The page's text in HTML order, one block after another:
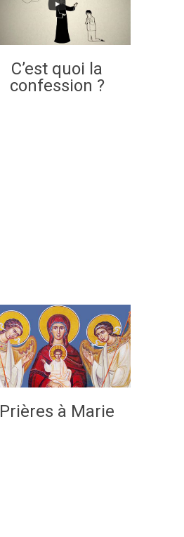
C’est quoi la
confession ?
Prières à Marie